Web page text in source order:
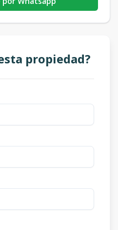
propiedad?